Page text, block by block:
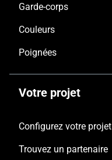
Garde-corps
Couleurs
Poignées
Votre projet
Configurez votre projet
Trouvez un partenaire